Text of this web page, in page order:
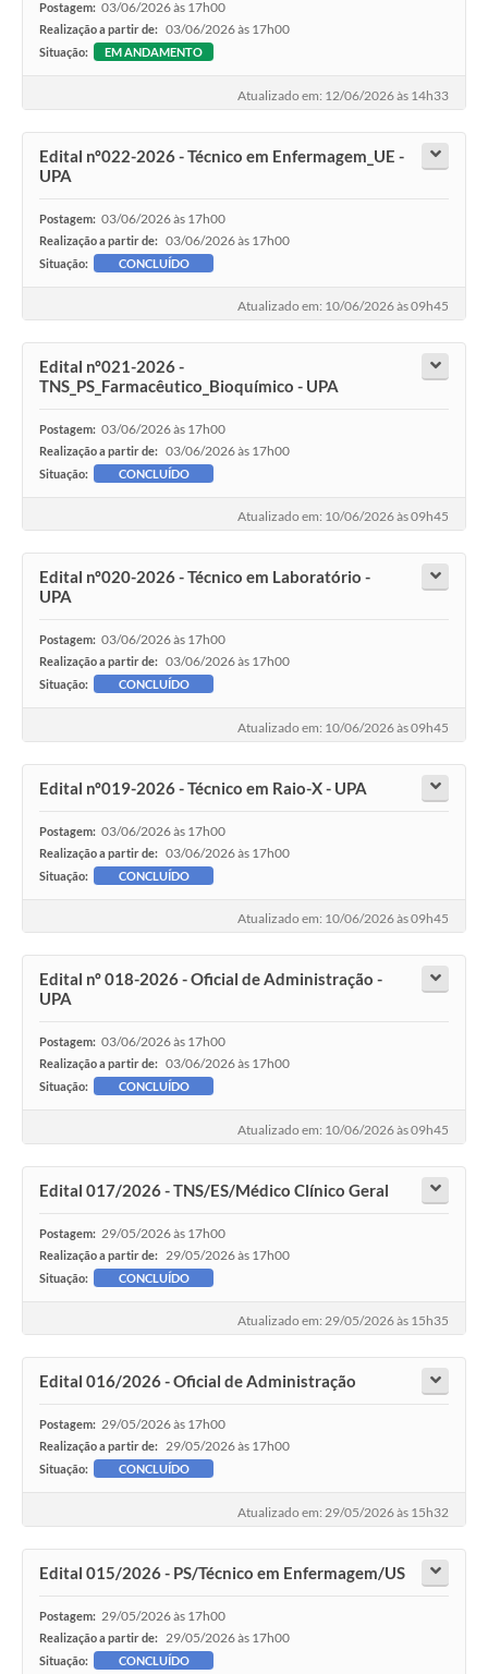
Postagem: 03/06/2026 às 17h00
Realização a partir de: 03/06/2026 às 17h00
Situação: EM ANDAMENTO
Atualizado em: 12/06/2026 às 14h33
Edital nº022-2026 - Técnico em Enfermagem_UE -
UPA
Postagem: 03/06/2026 às 17h00
Realização a partir de: 03/06/2026 às 17h00
Situação: CONCLUÍDO
Atualizado em: 10/06/2026 às 09h45
Edital nº021-2026 -
TNS_PS_Farmacêutico_Bioquímico - UPA
Postagem: 03/06/2026 às 17h00
Realização a partir de: 03/06/2026 às 17h00
Situação: CONCLUÍDO
Atualizado em: 10/06/2026 às 09h45
Edital nº020-2026 - Técnico em Laboratório -
UPA
Postagem: 03/06/2026 às 17h00
Realização a partir de: 03/06/2026 às 17h00
Situação: CONCLUÍDO
Atualizado em: 10/06/2026 às 09h45
Edital nº019-2026 - Técnico em Raio-X - UPA
Postagem: 03/06/2026 às 17h00
Realização a partir de: 03/06/2026 às 17h00
Situação: CONCLUÍDO
Atualizado em: 10/06/2026 às 09h45
Edital nº 018-2026 - Oficial de Administração -
UPA
Postagem: 03/06/2026 às 17h00
Realização a partir de: 03/06/2026 às 17h00
Situação: CONCLUÍDO
Atualizado em: 10/06/2026 às 09h45
Edital 017/2026 - TNS/ES/Médico Clínico Geral
Postagem: 29/05/2026 às 17h00
Realização a partir de: 29/05/2026 às 17h00
Situação: CONCLUÍDO
Atualizado em: 29/05/2026 às 15h35
Edital 016/2026 - Oficial de Administração
Postagem: 29/05/2026 às 17h00
Realização a partir de: 29/05/2026 às 17h00
Situação: CONCLUÍDO
Atualizado em: 29/05/2026 às 15h32
Edital 015/2026 - PS/Técnico em Enfermagem/US
Postagem: 29/05/2026 às 17h00
Realização a partir de: 29/05/2026 às 17h00
Situação: CONCLUÍDO